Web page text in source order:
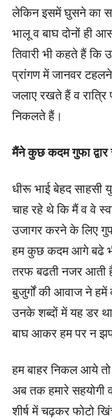
लेकिन इसमें घुसने का
भालू व बाघ दोनों ही
तिवारी भी कहते हैं कि
प्रांगण में जानवर
जलाए रखते हैं व रात्रि
निकलते हैं।
मैंने कुछ कदम गुफा
धीरू भाई बेहद साहसी
चाह रहे थे कि मैं व वे
उजागर करने के लिए
हम कुछ कदम आगे बढे
तरफ बढती नजर आती
बुजुर्गों की आवाज ने हमें
उनके शब्दों में यह डर था
बाघ आकर हम पर न
हम बाहर निकल आये तो
अब तक हमारे
शीर्ष में चढ़कर फोटो